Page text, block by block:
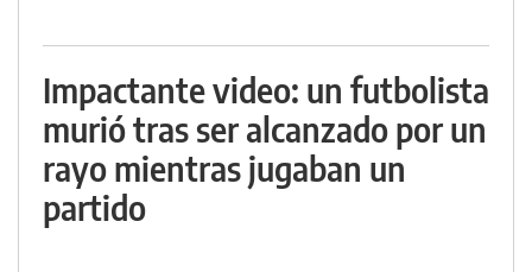
Impactante video: un futbolista
murió tras ser alcanzado por un
rayo mientras jugaban un
partido